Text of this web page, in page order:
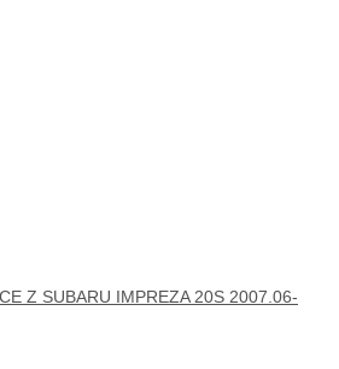
Z SUBARU IMPREZA 20S 2007.06-